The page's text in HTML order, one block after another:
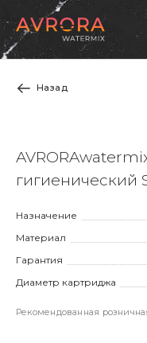
Назад
гигиенический
Назначение
Материал
Гарантия
Диаметр картриджа
Рекомендованная